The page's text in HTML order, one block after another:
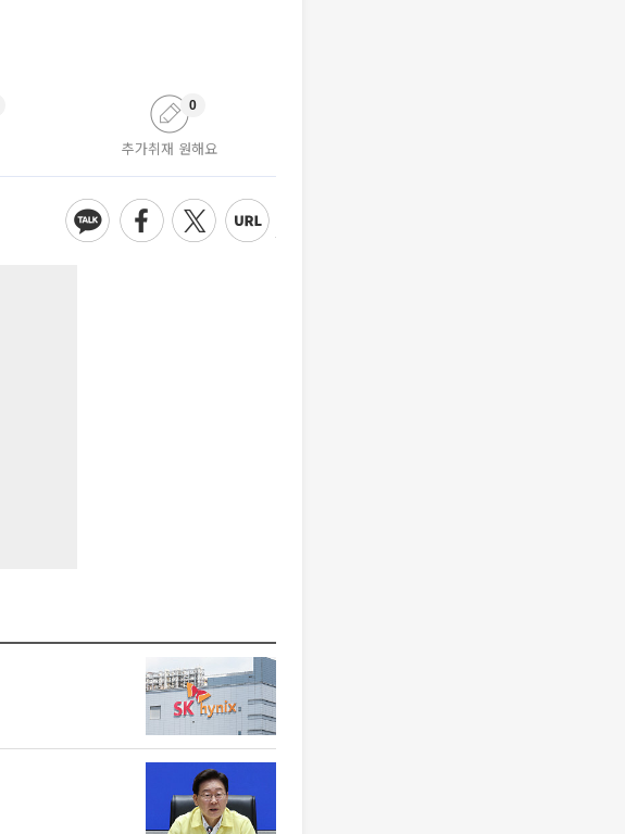
추가취재 원해요
0